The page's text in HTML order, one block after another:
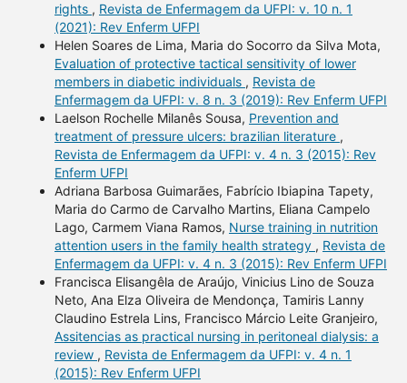
rights , Revista de Enfermagem da UFPI: v. 10 n. 1
(2021): Rev Enferm UFPI
Helen Soares de Lima, Maria do Socorro da Silva Mota,
Evaluation of protective tactical sensitivity of lower
members in diabetic individuals , Revista de
Enfermagem da UFPI: v. 8 n. 3 (2019): Rev Enferm UFPI
Laelson Rochelle Milanês Sousa, Prevention and
treatment of pressure ulcers: brazilian literature ,
Revista de Enfermagem da UFPI: v. 4 n. 3 (2015): Rev
Enferm UFPI
Adriana Barbosa Guimarães, Fabrício Ibiapina Tapety,
Maria do Carmo de Carvalho Martins, Eliana Campelo
Lago, Carmem Viana Ramos, Nurse training in nutrition
attention users in the family health strategy , Revista de
Enfermagem da UFPI: v. 4 n. 3 (2015): Rev Enferm UFPI
Francisca Elisangêla de Araújo, Vinicius Lino de Souza
Neto, Ana Elza Oliveira de Mendonça, Tamiris Lanny
Claudino Estrela Lins, Francisco Márcio Leite Granjeiro,
Assitencias as practical nursing in peritoneal dialysis: a
review , Revista de Enfermagem da UFPI: v. 4 n. 1
(2015): Rev Enferm UFPI